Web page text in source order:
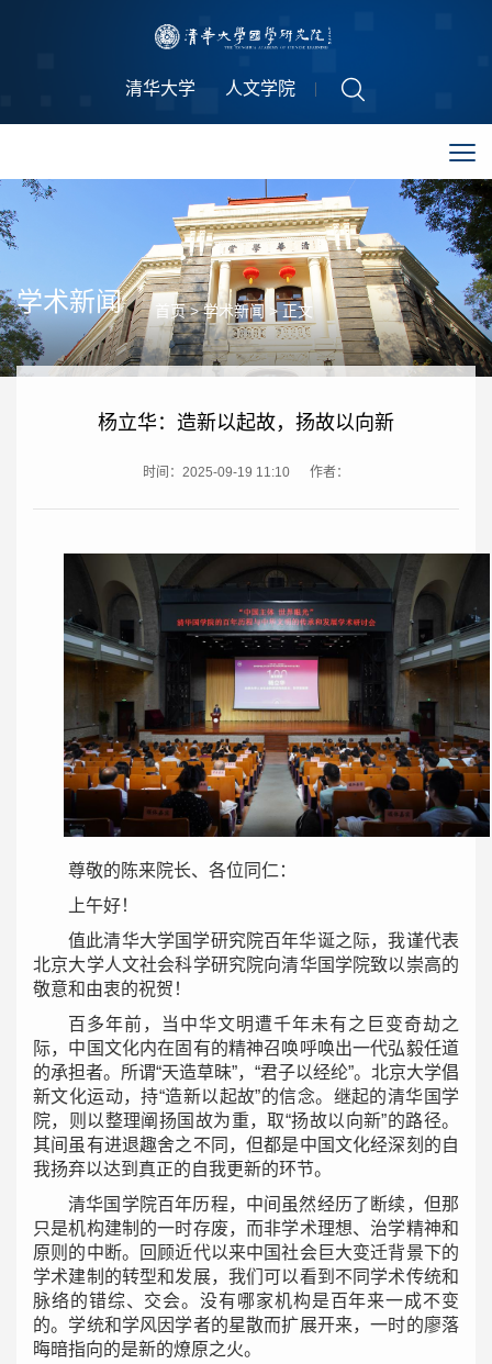
清华大学 人文学院
学术新闻 首页>学术新闻> 正文
杨立华：造新以起故，扬故以向新
时间：2025-09-19 11:10 作者：
尊敬的陈来院长、各位同仁：
上午好！
值此清华大学国学研究院百年华诞之际，我谨代表
北京大学人文社会科学研究院向清华国学院致以崇高的
敬意和由衷的祝贺！
百多年前，当中华文明遭千年未有之巨变奇劫之
际，中国文化内在固有的精神召唤呼唤出一代弘毅任道
的承担者。所谓“天造草昧”， “君子以经纶”。北京大学倡
新文化运动，持“造新以起故”的信念。继起的清华国学
院，则以整理阐扬国故为重，取“扬故以向新”的路径。
其间虽有进退趣舍之不同，但都是中国文化经深刻的自
我扬弃以达到真正的自我更新的环节。
清华国学院百年历程，中间虽然经历了断续，但那
只是机构建制的一时存废，而非学术理想、治学精神和
原则的中断。回顾近代以来中国社会巨大变迁背景下的
学术建制的转型和发展，我们可以看到不同学术传统和
脉络的错综、交会。没有哪家机构是百年来一成不变
的。学统和学风因学者的星散而扩展开来，一时的廖落
晦暗指向的是新的燎原之火。